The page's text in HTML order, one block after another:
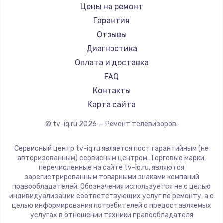
Замена видеокарты
1600 руб.
Ремонт разъема питания
880 руб.
Заказать
Замена видеочипа
Заказать
Замена северного моста
2600 руб.
Заказать
Daewoo
Centek
Telefunken
Hyundai
Doffler
Hiper
Grundig
HITACHI
Yandex
National
iFFALCON
Tuvio
Nord
Цены на ремонт
Гарантия
Отзывы
Диагностика
Оплата и доставка
FAQ
Контакты
Карта сайта
© tv-iq.ru 2026 — Ремонт телевизоров.
Сервисный центр tv-iq.ru является пост гарантийным (не
авторизованным) сервисным центром. Торговые марки,
перечисленные на сайте tv-iq.ru, являются
зарегистрированным товарными знаками компаний
правообладателей. Обозначения используется не с целью
индивидуализации соответствующих услуг по ремонту, а с
целью информирования потребителей о предоставляемых
услугах в отношении техники правообладателя